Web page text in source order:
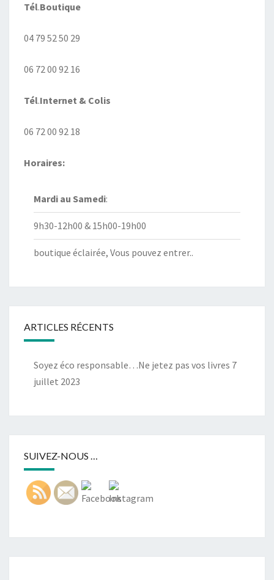
Tél.Boutique
04 79 52 50 29
06 72 00 92 16
Tél.Internet & Colis
06 72 00 92 18
Horaires:
Mardi au Samedi:
9h30-12h00 & 15h00-19h00
boutique éclairée, Vous pouvez entrer..
ARTICLES RÉCENTS
Soyez éco responsable…Ne jetez pas vos livres 7
juillet 2023
SUIVEZ-NOUS …